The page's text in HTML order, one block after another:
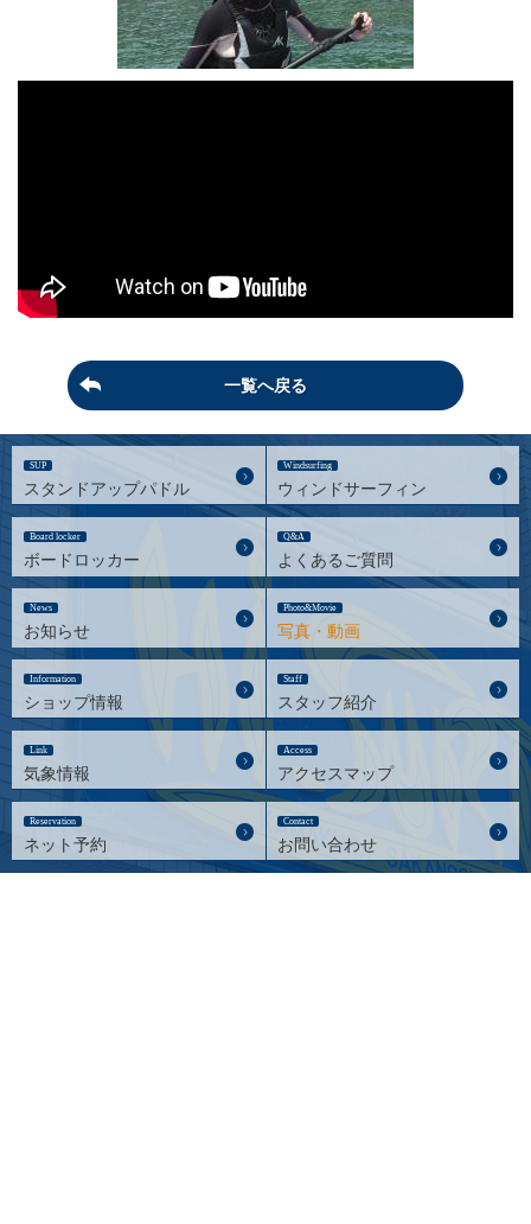
一覧へ戻る
SUP
スタンドアップパドル
Windsurfing
ウィンドサーフィン
Board locker
ボードロッカー
Q&A
よくあるご質問
News
お知らせ
Photo&Movie
写真・動画
Information
ショップ情報
Staff
スタッフ紹介
Link
気象情報
Access
アクセスマップ
Reservation
ネット予約
Contact
お問い合わせ